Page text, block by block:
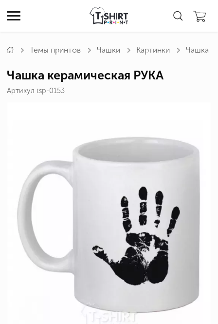
Темы принтов Чашки Картинки Чашка
Чашка керамическая РУКА
Артикул tsp-0153